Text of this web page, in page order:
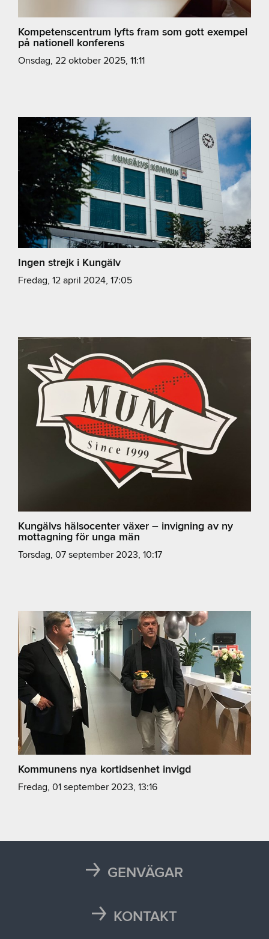
Kompetenscentrum lyfts fram som gott exempel
på nationell konferens
onsdag, 22 oktober 2025, 11:11
Ingen strejk i Kungälv
fredag, 12 april 2024, 17:05
Kungälvs hälsocenter växer – invigning av ny
mottagning för unga män
torsdag, 07 september 2023, 10:17
Kommunens nya kortidsenhet invigd
fredag, 01 september 2023, 13:16
GENVÄGAR
Läsårstider
KONTAKT